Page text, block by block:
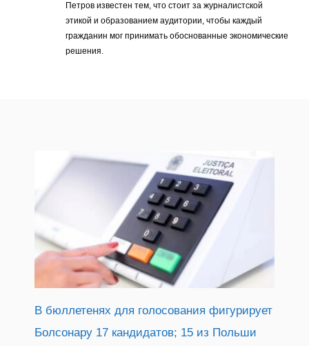
Петров известен тем, что стоит за журналистской
этикой и образованием аудитории, чтобы каждый
гражданин мог принимать обоснованные экономические
решения.
В бюллетенях для голосования фигурирует
Болсонару 17 кандидатов; 15 из Польши